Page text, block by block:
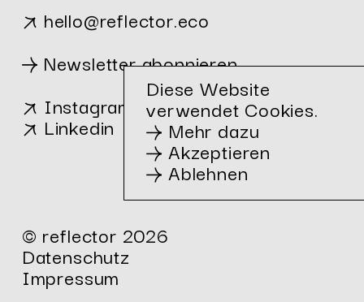
Diese Website
verwendet Cookies.
Mehr dazu
Akzeptieren
Ablehnen
hello@reflector.eco
Newsletter abonnieren
Instagram
Linkedin
© reflector 2026
Datenschutz
Impressum